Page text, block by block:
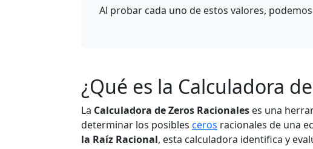
Al probar cada uno de estos valores,
¿Qué es la Calculadora
La Calculadora de Zeros Racionales es una
determinar los posibles ceros racionales de una
la Raíz Racional, esta calculadora identifica y